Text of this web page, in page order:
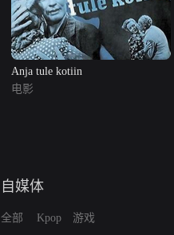
Anja tule kotiin
电影
自媒体
全部 Kpop 游戏